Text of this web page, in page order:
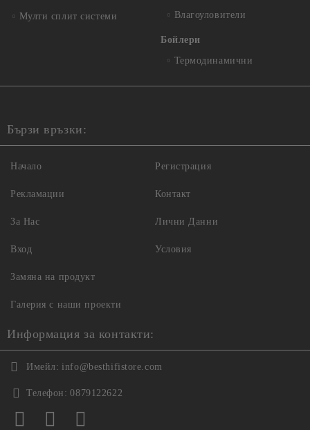
Мулти сплит системи Влагоуловители
Бойлери
Термодинамични
Бързи връзки:
Начало
Рекламации
За Нас
Вход
Регистрация
Контакт
Лични Данни
Условия
Замяна на продукт
Галерия с наши проекти
Информация за контакти:
Имейл: info@besthifistore.com
Телефон: 0879122622